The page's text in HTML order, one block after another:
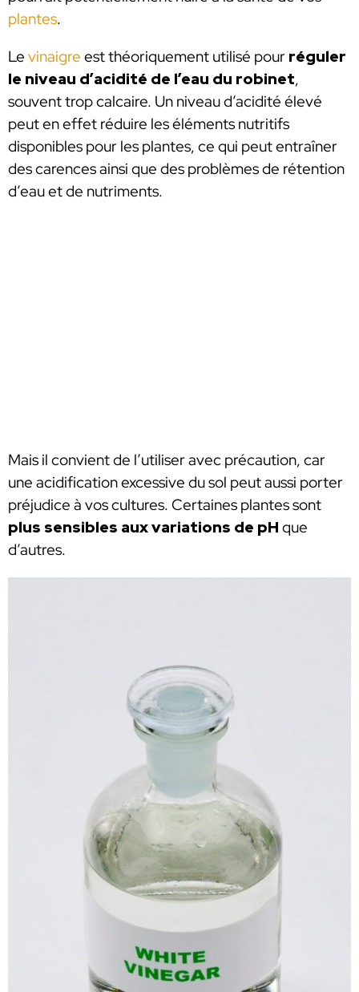
plantes.
Le vinaigre est théoriquement utilisé pour réguler
le niveau d’acidité de l’eau du robinet,
souvent trop calcaire. Un niveau d’acidité élevé
peut en effet réduire les éléments nutritifs
disponibles pour les plantes, ce qui peut entraîner
des carences ainsi que des problèmes de rétention
d’eau et de nutriments.
Mais il convient de l’utiliser avec précaution, car
une acidification excessive du sol peut aussi porter
préjudice à vos cultures. Certaines plantes sont
plus sensibles aux variations de pH que
d’autres.